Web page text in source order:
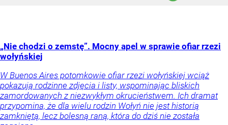
„Nie chodzi o zemstę”. Mocny apel w sprawie ofiar rzezi
wołyńskiej
W Buenos Aires potomkowie ofiar rzezi wołyńskiej wciąż
pokazują rodzinne zdjęcia i listy, wspominając bliskich
zamordowanych z niezwykłym okrucieństwem. Ich dramat
przypomina, że dla wielu rodzin Wołyń nie jest historią
zamkniętą, lecz bolesną raną, która do dziś nie została